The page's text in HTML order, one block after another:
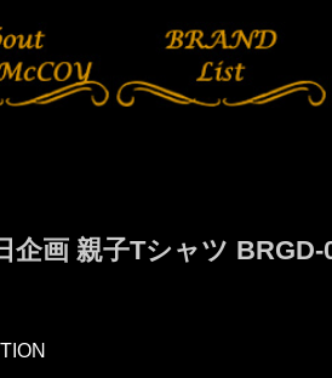
画 親子Tシャツ BRGD-